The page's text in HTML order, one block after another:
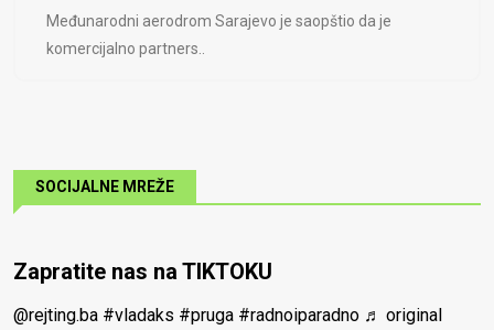
Međunarodni aerodrom Sarajevo je saopštio da je
komercijalno partners..
SOCIJALNE MREŽE
Zapratite nas na TIKTOKU
@rejting.ba #vladaks #pruga #radnoiparadno ♬ original